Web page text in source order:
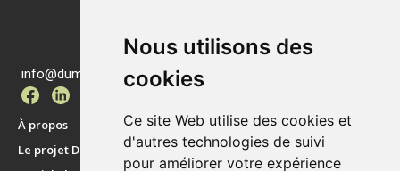
Nous utilisons des
cookies
Ce site Web utilise des cookies et
d'autres technologies de suivi
pour améliorer votre expérience
info@dumontnickel.com
À propos
Le projet Dumont